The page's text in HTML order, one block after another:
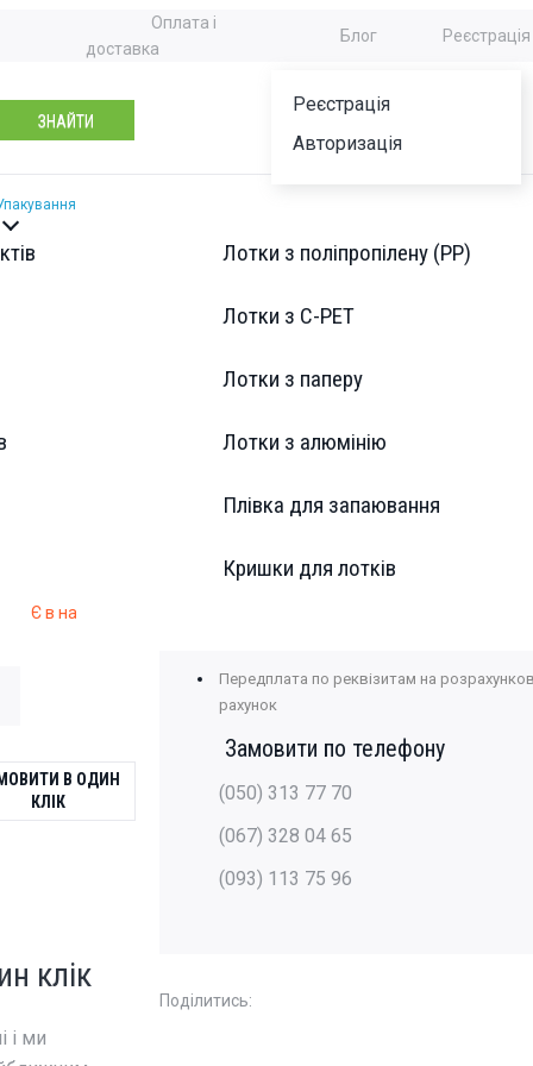
Оплата і
доставка
Блог
Реєстрація
ЗНАЙТИ
Реєстрація
Авторизація
Лотки з поліпропілену (PP)
Лотки з C-PET
Лотки з паперу
Лотки з алюмінію
Плівка для запаювання
Кришки для лотків
Є в наявності
В ОДИН
КЛІК
клік
і ми
Відділення Нової пошти
Укрпошта
Оплата
Передплата по реквізитам на
рахунок
Замовити по телефону
(050) 313 77 70
(067) 328 04 65
(093) 113 75 96
Поділитись: